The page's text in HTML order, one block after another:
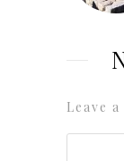
Leave